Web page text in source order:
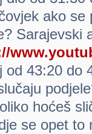
ako se
Sarajevski
od 43:20 do
hoćeš
se opet to